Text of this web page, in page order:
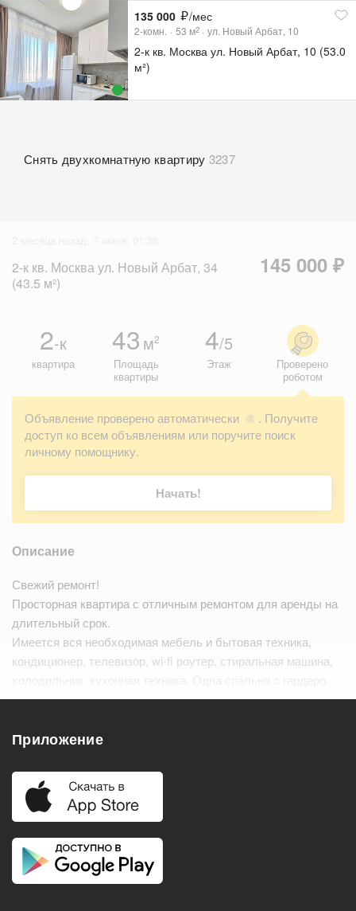
135 000 /мес
2-комн. 53 м2 ул. Новый Арбат, 10
2-к кв. Москва ул. Новый Арбат, 10 (53.0
м²)
Снять двухкомнатную квартиру 3237
2-к кв. Москва ул. Новый Арбат, 34
(43.5 м²)
145 000 ₽
2-к
квартира
43 м2
Площадь
квартиры
4/5
Этаж
Проверено
роботом
Объявление проверено автоматически ?
. Получите
доступ ко всем объявлениям или поручите поиск
личному помощнику.
Начать!
Описание
Свежий ремонт!
Просторная квартира с отличным ремонтом для аренды на
длительный срок.
Имеется вся необходимая мебель и бытовая техника,
кондиционер, телевизор, wi-fi роутер, стиральная машина,
Балкон
Холодильник
Телевизор
Кондиционер
Приложение